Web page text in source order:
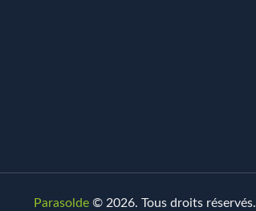
Parasolde© 2026. Tous droits réservés.